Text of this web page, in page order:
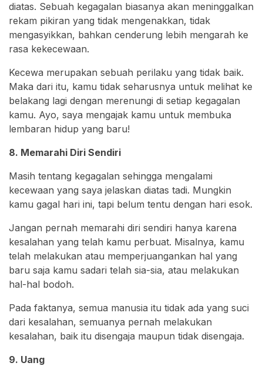
diatas. Sebuah kegagalan biasanya akan meninggalkan
rekam pikiran yang tidak mengenakkan, tidak
mengasyikkan, bahkan cenderung lebih mengarah ke
rasa kekecewaan.
Kecewa merupakan sebuah perilaku yang tidak baik.
Maka dari itu, kamu tidak seharusnya untuk melihat ke
belakang lagi dengan merenungi di setiap kegagalan
kamu. Ayo, saya mengajak kamu untuk membuka
lembaran hidup yang baru!
8. Memarahi Diri Sendiri
Masih tentang kegagalan sehingga mengalami
kecewaan yang saya jelaskan diatas tadi. Mungkin
kamu gagal hari ini, tapi belum tentu dengan hari esok.
Jangan pernah memarahi diri sendiri hanya karena
kesalahan yang telah kamu perbuat. Misalnya, kamu
telah melakukan atau memperjuangankan hal yang
baru saja kamu sadari telah sia-sia, atau melakukan
hal-hal bodoh.
Pada faktanya, semua manusia itu tidak ada yang suci
dari kesalahan, semuanya pernah melakukan
kesalahan, baik itu disengaja maupun tidak disengaja.
9. Uang